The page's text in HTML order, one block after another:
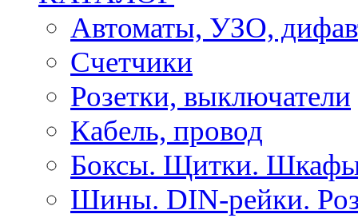
Автоматы, УЗО,
Счетчики
Розетки, выключатели
Кабель, провод
Боксы. Щитки.
Шины. DIN-рейки.